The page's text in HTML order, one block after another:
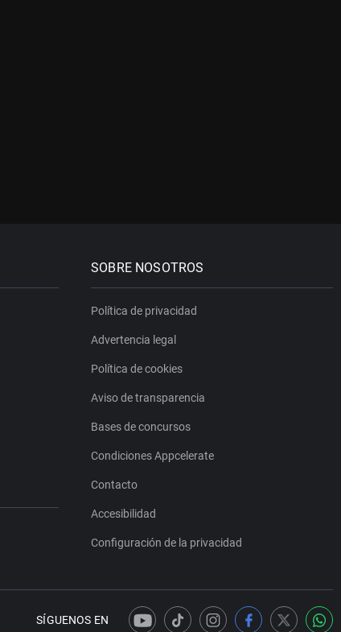
SOBRE NOSOTROS
Política de privacidad
Advertencia legal
Política de cookies
Aviso de transparencia
Bases de concursos
Condiciones Appcelerate
Contacto
Accesibilidad
Configuración de la privacidad
SÍGUENOS EN